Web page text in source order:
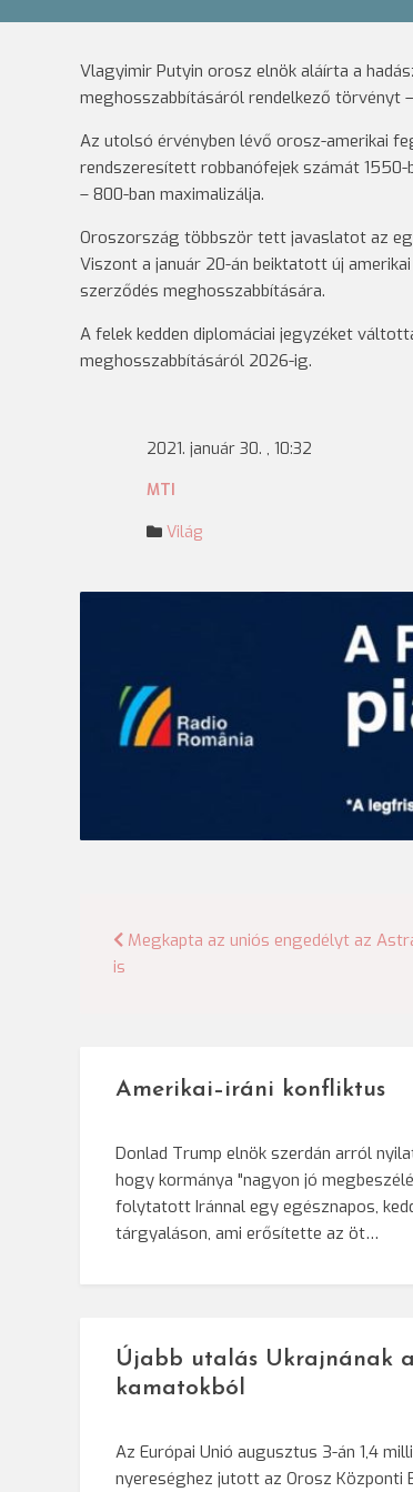
Vlagyimir Putyin orosz elnök aláírta a
meghosszabbításáról rendelkező törvényt
Az utolsó érvényben lévő orosz-amerikai
rendszeresített robbanófejek számát
– 800-ban maximalizálja.
Oroszország többször tett javaslatot az
Viszont a január 20-án beiktatott új
szerződés meghosszabbítására.
A felek kedden diplomáciai jegyzéket
meghosszabbításáról 2026-ig.
2021. január 30. , 10:32
MTI
Világ
Bejegyzés
Megkapta az uniós engedélyt az
is
Amerikai–iráni konfliktus
Donlad Trump elnök szerdán arról
hogy kormánya "nagyon jó
folytatott Iránnal egy egésznapos,
tárgyaláson, ami erősítette az öt…
Újabb utalás Ukrajnának
kamatokból
Az Európai Unió augusztus 3-án 1,4
nyereséghez jutott az Orosz Központi